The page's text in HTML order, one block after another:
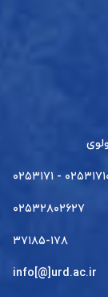
- ۰۲۵۳۱۷۱
۰۲۵۳۲۸۰۲۶۲۷
۳۷۱۸۵-۱۷۸
info[@]urd.ac.ir